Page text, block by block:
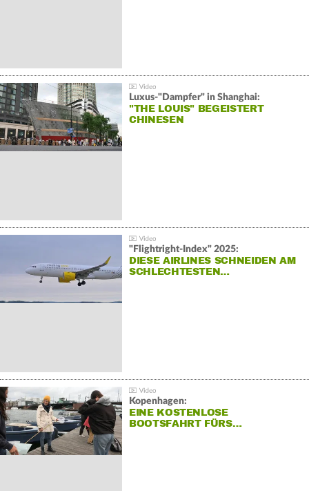
Luxus-"Dampfer" in Shanghai:
"THE LOUIS" BEGEISTERT
CHINESEN
"Flightright-Index" 2025:
DIESE AIRLINES SCHNEIDEN AM
SCHLECHTESTEN…
Kopenhagen:
EINE KOSTENLOSE
BOOTSFAHRT FÜRS…